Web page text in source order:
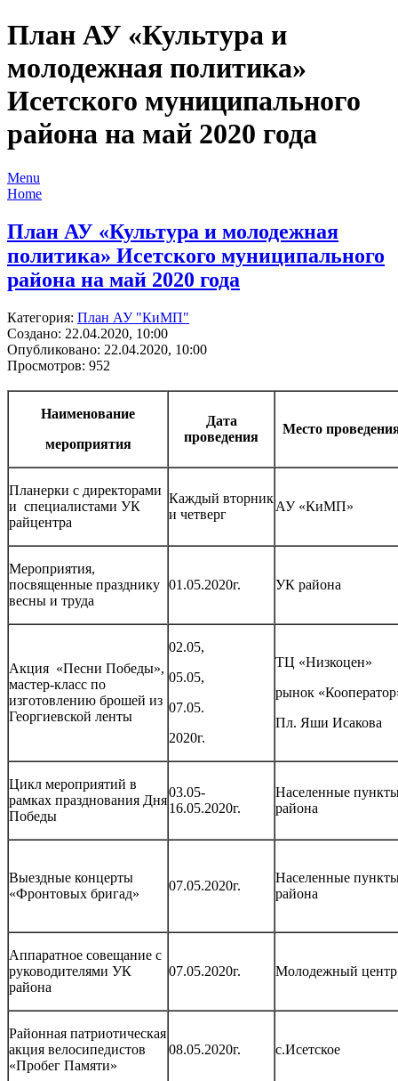
План АУ «Культура и
молодежная политика»
Исетского муниципального
района на май 2020 года
Menu
Home
План АУ «Культура и молодежная
политика» Исетского муниципального
района на май 2020 года
Категория: План АУ "КиМП"
Создано: 22.04.2020, 10:00
Опубликовано: 22.04.2020, 10:00
Просмотров: 952
Наименование
мероприятия
Дата
проведения
Место
Планерки с директорами
и специалистами УК
райцентра
Каждый вторник
и четверг
АУ «КиМП»
Мероприятия,
посвященные празднику
весны и труда
01.05.2020г. УК района
Акция «Песни Победы»,
мастер-класс по
изготовлению брошей из
Георгиевской ленты
02.05,
05.05,
07.05.
2020г.
ТЦ «Низкоцен»
рынок
Пл. Яши Исакова
Цикл мероприятий в
рамках празднования Дня
Победы
03.05-
16.05.2020г.
Населенные
района
Выездные концерты
«Фронтовых бригад»
07.05.2020г.
Населенные
района
Аппаратное совещание с
руководителями УК
района
07.05.2020г. Молодежный центр
Районная патриотическая
акция велосипедистов
«Пробег Памяти»
08.05.2020г. с.Исетское